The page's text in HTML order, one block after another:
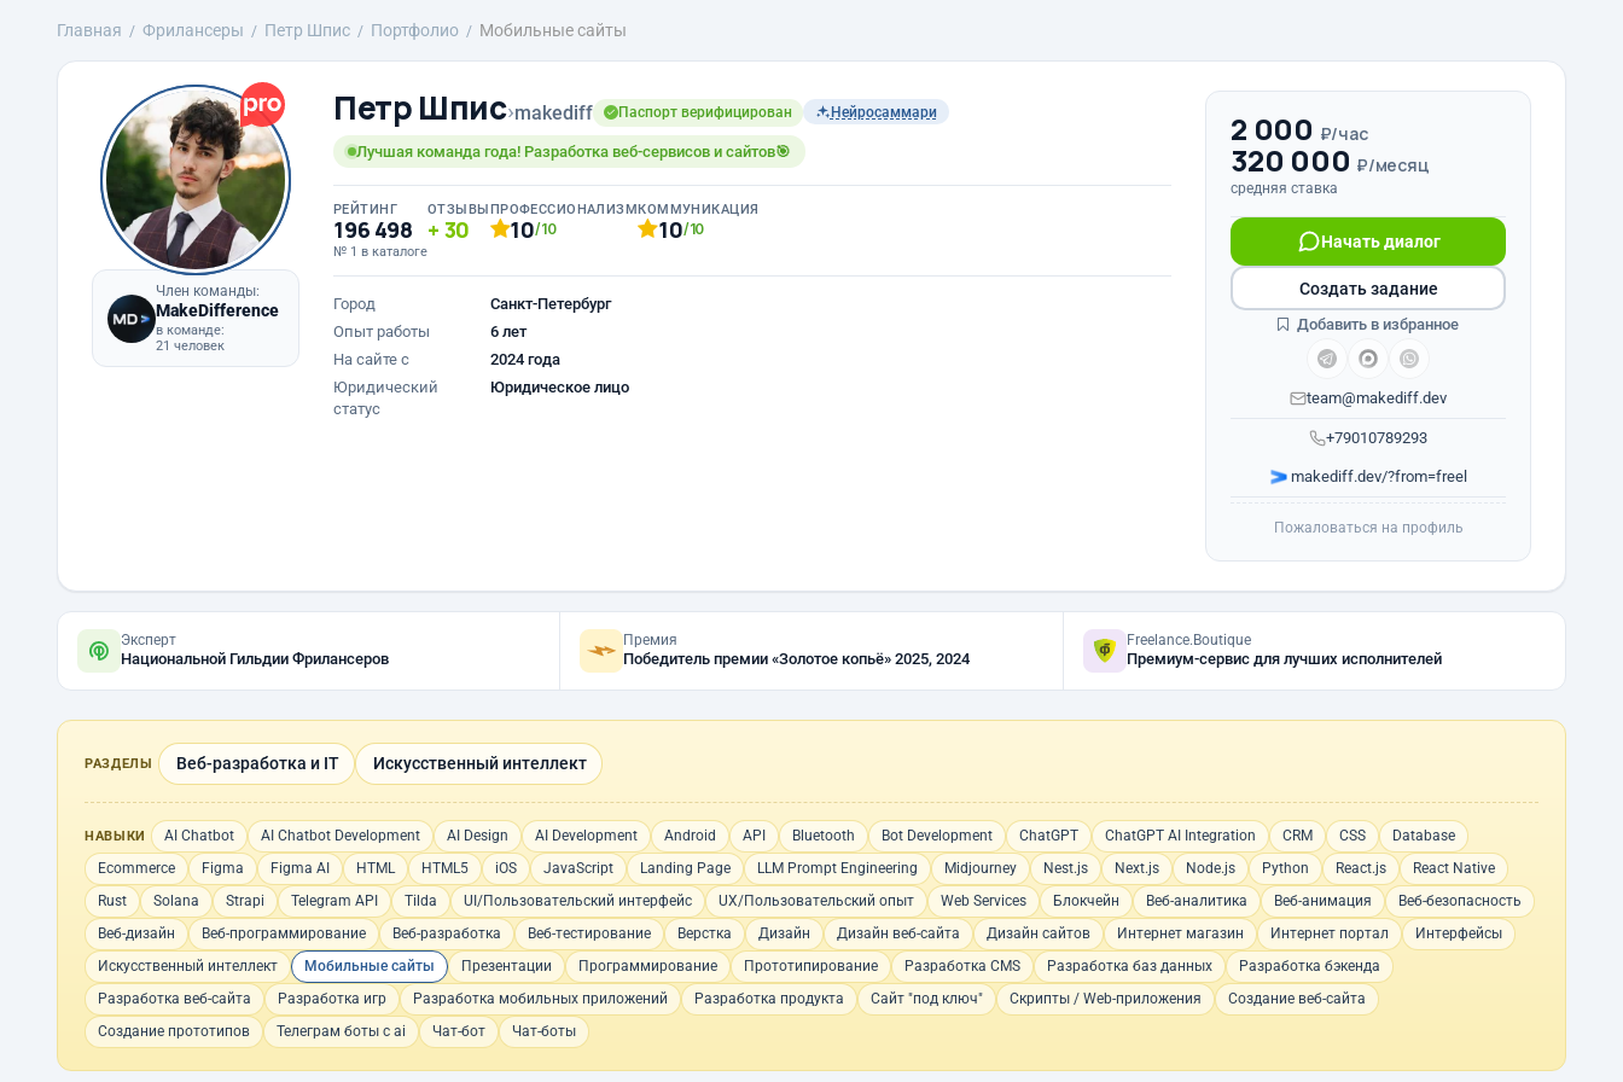
Главная Фрилансеры Петр Шпис Портфолио Мобильные сайты
Член команды:
MakeDifference
в команде:
21 человек
Петр Шпис›makediff Паспорт верифицирован Нейросаммари
Лучшая команда года! Разработка веб-сервисов и сайтов🎯
РЕЙТИНГ
196 498
№ 1 в каталоге
ОТЗЫВЫ
30
ПРОФЕССИОНАЛИЗМ
10/10
КОММУНИКАЦИЯ
10/10
Город
Санкт-Петербург
Опыт работы
6 лет
На сайте с
2024 года
Юридический
статус
Юридическое лицо
2 000 ₽/час
320 000 ₽/месяц
средняя ставка
+79010789293
Начать диалог
team@makediff.dev
makediff.dev/?from=freel
Создать задание
Добавить в избранное
Пожаловаться на профиль
Эксперт
Национальной Гильдии Фрилансеров
Премия
Победитель премии «Золотое копьё» 2025, 2024
Freelance.Boutique
Премиум-сервис для лучших исполнителей
РАЗДЕЛЫ Веб-разработка и IT Искусственный интеллект
НАВЫКИ AI Chatbot AI Chatbot Development AI Design AI Development Android API Bluetooth Bot Development ChatGPT ChatGPT AI Integration CRM CSS
Database
Ecommerce
Figma Figma AI HTML HTML5 iOS JavaScript Landing Page LLM Prompt Engineering Midjourney Nest.js Next.js Node.js Python React.js
React Native
Rust
Solana Strapi Telegram API Tilda UI/Пользовательский интерфейс UX/Пользовательский опыт Web Services Блокчейн Веб-аналитика Веб-анимация
Веб-безопасность
Веб-дизайн
Веб-программирование Веб-разработка Веб-тестирование Верстка Дизайн Дизайн веб-сайта Дизайн сайтов Интернет магазин Интернет портал
Интерфейсы
Искусственный интеллект
Мобильные сайты Презентации Программирование Прототипирование Разработка CMS Разработка баз данных
Разработка бэкенда
Разработка веб-сайта
Разработка игр Разработка мобильных приложений Разработка продукта Сайт "под ключ" Скрипты / Web-приложения
Создание веб-сайта
Создание прототипов
Телеграм боты с ai Чат-бот Чат-боты